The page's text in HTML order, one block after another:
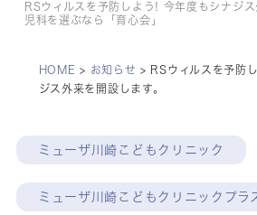
RSウィルスを予防しよう! 今年度もシナジ
児科を選ぶなら「育心会」
HOME > お知らせ > RSウィルスを予防
ジス外来を開設します。
ミューザ川崎こどもクリニック
ミューザ川崎こどもクリニックプラ